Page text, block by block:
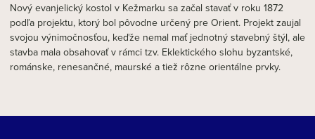
Nový evanjelický kostol v Kežmarku sa začal stavať v roku 1872
podľa projektu, ktorý bol pôvodne určený pre Orient. Projekt zaujal
svojou výnimočnosťou, keďže nemal mať jednotný stavebný štýl, ale
stavba mala obsahovať v rámci tzv. Eklektického slohu byzantské,
románske, renesančné, maurské a tiež rôzne orientálne prvky.